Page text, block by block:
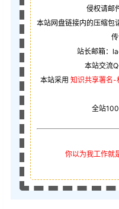
侵权请邮
本站网盘链接内的压缩包
站长邮箱：
本站交流
本站采用 知识共享署名-
全站
你以为我工作就